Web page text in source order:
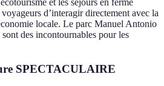
d’interagir directement avec la
locale. Le parc Manuel Antonio
des incontournables pour les
SPECTACULAIRE